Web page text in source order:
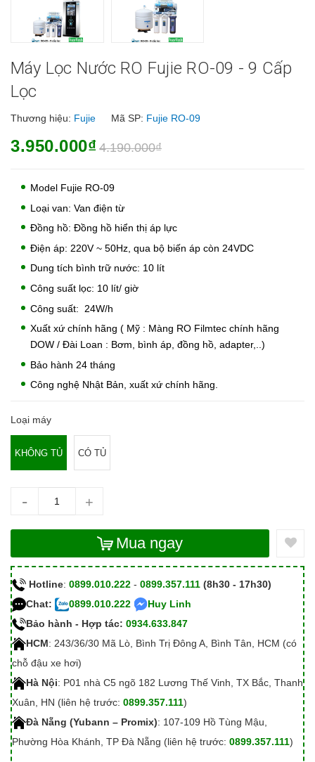
Máy Lọc Nước RO Fujie RO-09 - 9 Cấp
Lọc
Thương hiệu: Fujie Mã SP: Fujie RO-09
3.950.000₫ 4.190.000₫
Model Fujie RO-09
Loại van: Van điện từ
Đồng hồ: Đồng hồ hiển thị áp lực
Điện áp: 220V ~ 50Hz, qua bộ biến áp còn 24VDC
Dung tích bình trữ nước: 10 lít
Công suất lọc: 10 lít/ giờ
Công suất: 24W/h
Xuất xứ chính hãng ( Mỹ : Màng RO Filmtec chính hãng
DOW / Đài Loan : Bơm, bình áp, đồng hồ, adapter,..)
Bảo hành 24 tháng
Công nghệ Nhật Bản, xuất xứ chính hãng.
Loại máy
KHÔNG TỦ CÓ TỦ
- +
Mua ngay
Hotline: 0899.010.222 - 0899.357.111 (8h30 - 17h30)
Chat:
0899.010.222
Huy Linh
Bảo hành - Hợp tác: 0934.633.847
HCM: 243/36/30 Mã Lò, Bình Trị Đông A, Bình Tân, HCM (có
chỗ đậu xe hơi)
Hà Nội: P01 nhà C5 ngõ 182 Lương Thế Vinh, TX Bắc, Thanh
Xuân, HN (liên hệ trước: 0899.357.111)
Đà Nẵng (Yubann – Promix): 107-109 Hồ Tùng Mậu,
Phường Hòa Khánh, TP Đà Nẵng (liên hệ trước: 0899.357.111)